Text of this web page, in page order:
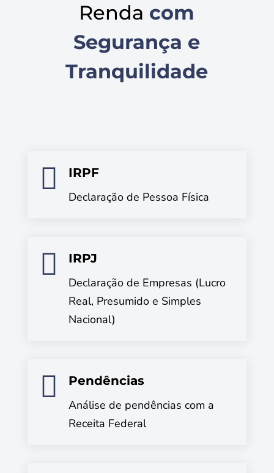
Renda com
Segurança e
Tranquilidade

IRPF
Declaração de Pessoa Física

IRPJ
Declaração de Empresas (Lucro
Real, Presumido e Simples
Nacional)

Pendências
Análise de pendências com a
Receita Federal